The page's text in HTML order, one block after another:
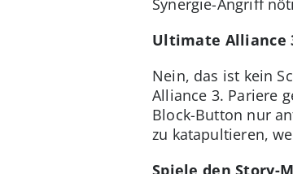
Ultimate Alliance
Nein, das ist kein
Alliance 3. Pariere
Block-Button nur
zu katapultieren,
Spiele den Story-